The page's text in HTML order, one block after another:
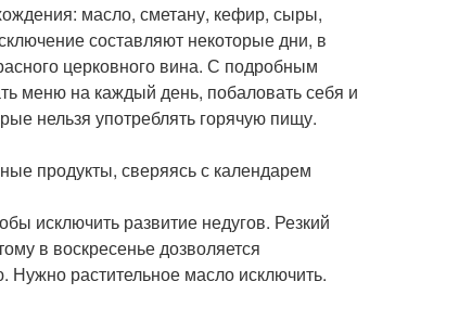
масло, сметану, кефир, сыры,
составляют некоторые дни, в
церковного вина. С подробным
меню на каждый день, побаловать себя и
нельзя употреблять горячую пищу.
продукты, сверяясь с календарем
исключить развитие недугов. Резкий
в воскресенье дозволяется
растительное масло исключить.